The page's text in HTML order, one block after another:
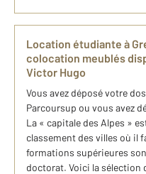
Location étudiante à
colocation meublés
Victor Hugo
Vous avez déposé votre
Parcoursup ou vous avez
La « capitale des Alpes »
classement des villes où il
formations supérieures
doctorat. Voici la sélection